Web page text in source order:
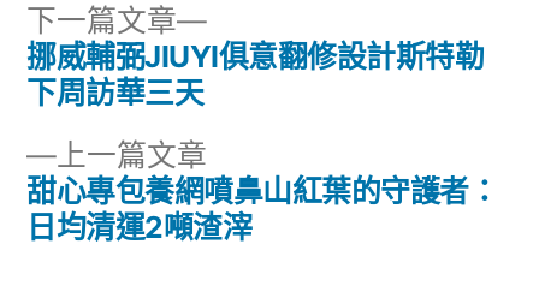
文
導
覽
上一篇文章
一
篇
甜心專包養網噴鼻山紅葉的守護者：
日均清運2噸渣滓
下一篇文章
下
一
挪威輔弼JIUYI俱意翻修設計斯特勒
下周訪華三天